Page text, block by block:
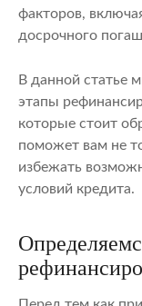
факторов,
досрочного
В данной статье
этапы
которые стоит
поможет вам не
избежать
условий кредита.